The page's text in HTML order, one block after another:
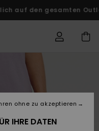
den gesamten Outlet-
IHRE DATEN
ohne zu akzeptieren